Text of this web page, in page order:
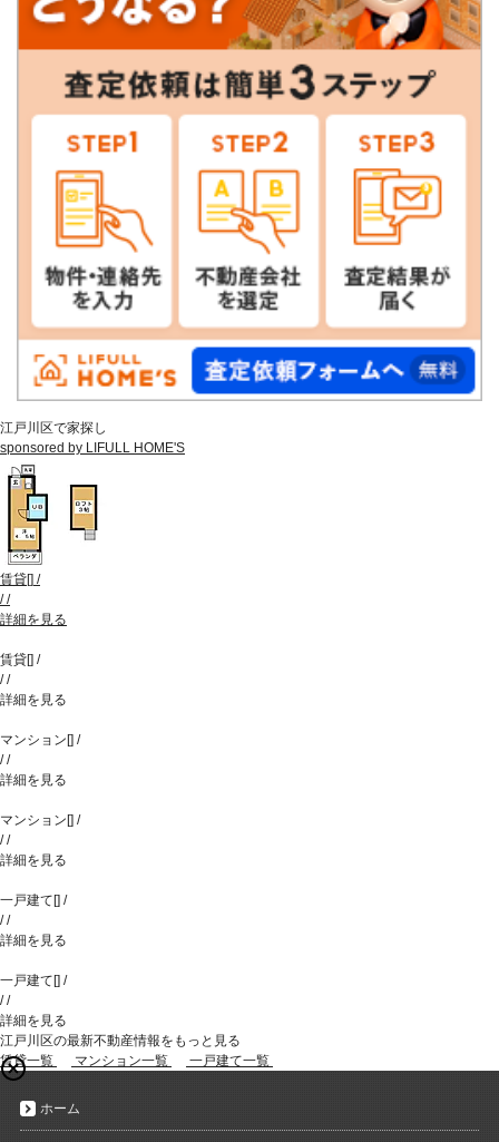
江戸川区で家探し
sponsored by LIFULL HOME'S
賃貸[] /
//
詳細を見る
賃貸[] /
//
詳細を見る
マンション [] /
//
詳細を見る
マンション [] /
//
詳細を見る
一戸建て [] /
//
詳細を見る
一戸建て [] /
//
詳細を見る
江戸川区の最新不動産情報をもっと見る
賃貸一覧
マンション一覧 一戸建て一覧
ホーム